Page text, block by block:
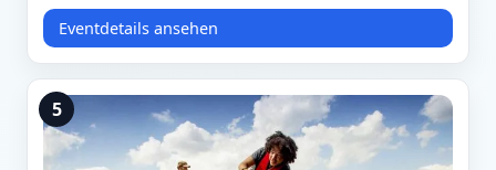
Eventdetails ansehen
5